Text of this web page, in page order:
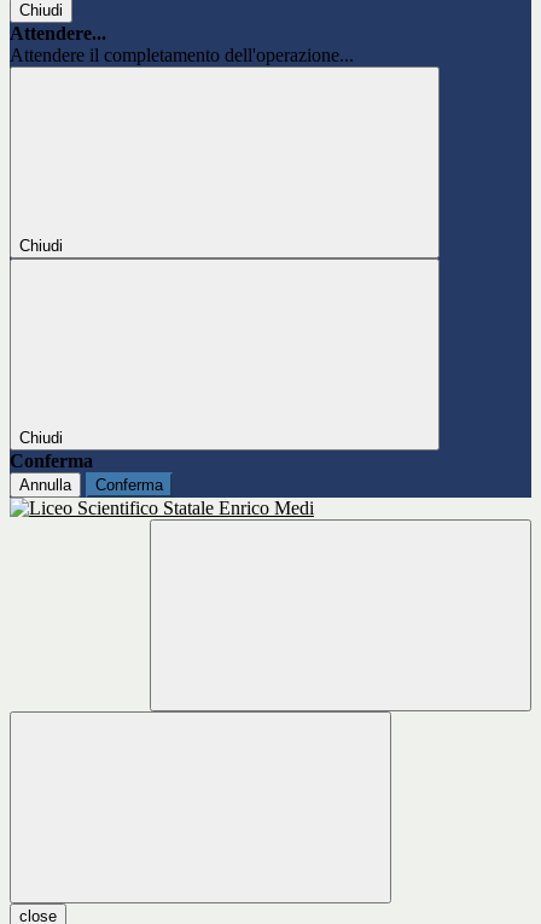
Chiudi
Attendere...
Attendere il completamento dell'operazione...
Chiudi
Chiudi
Conferma
Annulla Conferma
close